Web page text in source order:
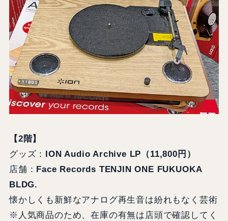
【2階】
グッズ： ION Audio Archive LP（11,800円）
店舗： Face Records TENJIN ONE FUKUOKA
BLDG.
懐かしくも新鮮なアナログ再生音は紛れもなく芸術
※人気商品のため、在庫の有無は店頭で確認してく